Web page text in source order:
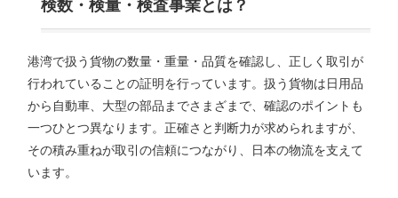
検数・検量・検査事業とは？
港湾で扱う貨物の数量・重量・品質を確認し、正しく取引が
行われていることの証明を行っています。扱う貨物は日用品
から自動車、大型の部品までさまざまで、確認のポイントも
一つひとつ異なります。正確さと判断力が求められますが、
その積み重ねが取引の信頼につながり、日本の物流を支えて
います。